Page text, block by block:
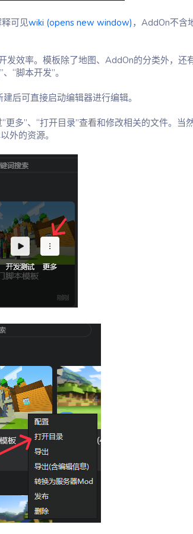
可见wiki (opens new window) ，AddOn不含
发效率。模板除了地图、AddOn的分类外，还
“脚本开发”。
后可直接启动编辑器进行编辑。
多”、“打开目录”查看和修改相关的文件。当然
外的资源。